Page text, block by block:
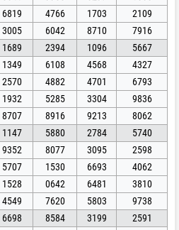
6819 4766 1703
2109
3005 6042 8710
7916
1689 2394 1096
5667
1349 6108 4568
4327
2570 4882 4701
6793
1932 5285 3304
9836
8707 8916 9213
8062
1147 5880 2784
5740
9352 8077 3095
2598
5707 1530 6693
4062
1528 0642 6481
3810
4549 7620 5803
9738
6698 8584 3199
2591